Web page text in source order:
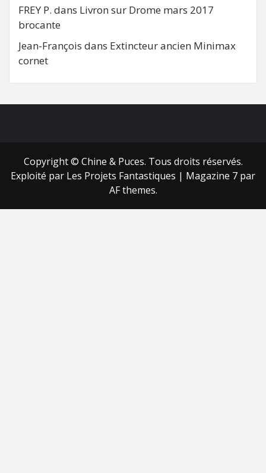
FREY P. dans Livron sur Drome mars 2017
brocante
Jean-François dans Extincteur ancien Minimax
cornet
Copyright © Chine & Puces. Tous droits réservés.
Exploité par Les Projets Fantastiques | Magazine 7 par
AF themes.